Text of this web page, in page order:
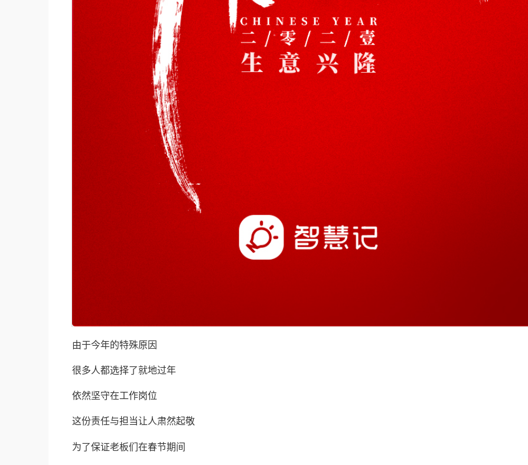
由于今年的特殊原因
很多人都选择了就地过年
依然坚守在工作岗位
这份责任与担当让人肃然起敬
为了保证老板们在春节期间